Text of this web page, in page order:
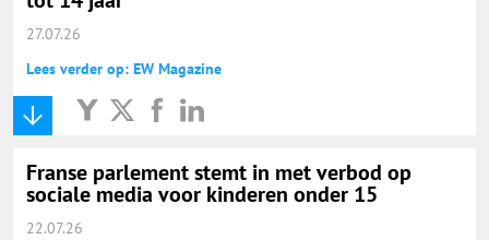
27.07.26
Lees verder op: EW Magazine
Franse parlement stemt in met verbod op
sociale media voor kinderen onder 15
22.07.26